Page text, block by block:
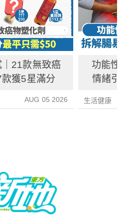
21款無致癌
獲5星滿分
AUG 05 2026
功能性
情緒引
生活健康